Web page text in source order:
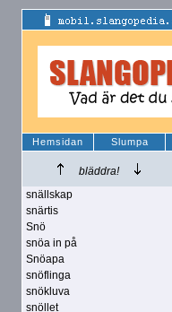
Hemsidan Slumpa
bläddra!
snällskap
snärtis
Snö
snöa in på
Snöapa
snöflinga
snökluva
snöllet